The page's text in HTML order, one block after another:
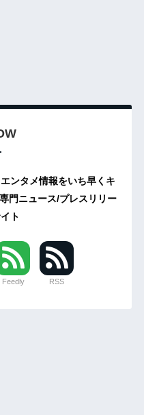
ンタメ情報をいち早くキ
門ニュース/プレスリリー
ト
Feedly RSS